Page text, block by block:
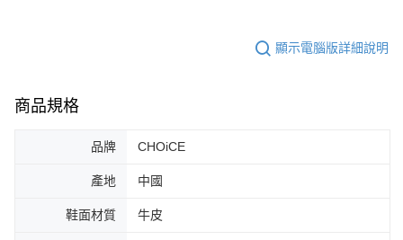
顯示電腦版詳細說明
商品規格
品牌 CHOiCE
產地 中國
鞋面材質 牛皮